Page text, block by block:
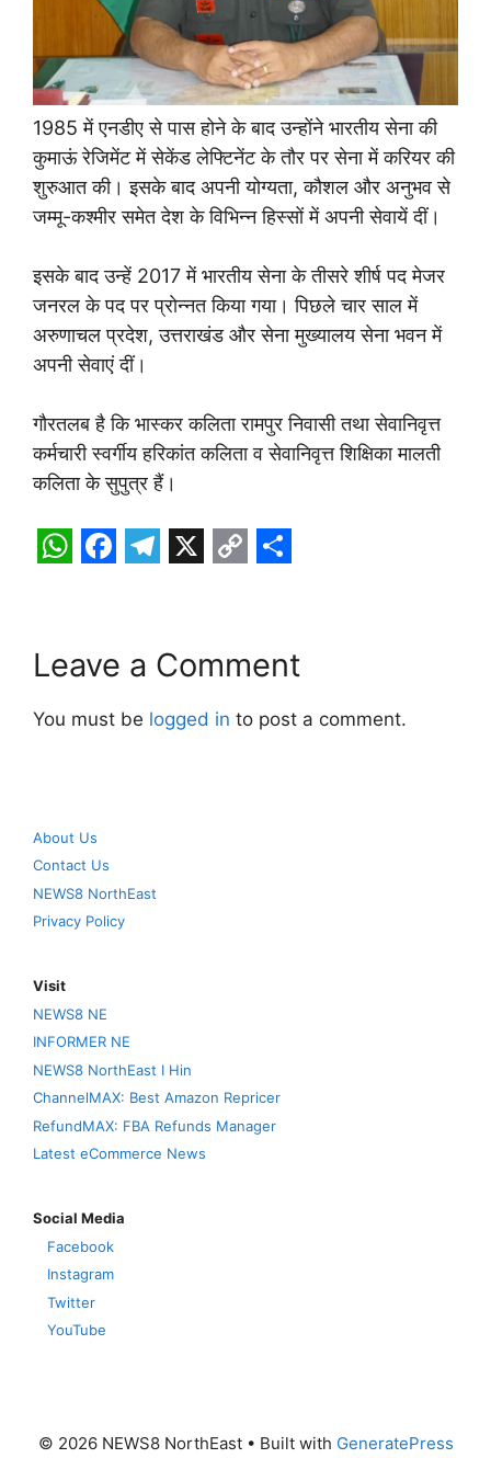
1985 में एनडीए से पास होने के बाद उन्होंने भारतीय सेना की
कुमाऊं रेजिमेंट में सेकेंड लेफ्टिनेंट के तौर पर सेना में करियर की
शुरुआत की। इसके बाद अपनी योग्यता, कौशल और अनुभव से
जम्मू-कश्मीर समेत देश के विभिन्न हिस्सों में अपनी सेवायें दीं।
इसके बाद उन्हें 2017 में भारतीय सेना के तीसरे शीर्ष पद मेजर
जनरल के पद पर प्राेन्नत किया गया। पिछले चार साल में
अरुणाचल प्रदेश, उत्तराखंड और सेना मुख्यालय सेना भवन में
अपनी सेवाएं दीं।
गौरतलब है कि भास्कर कलिता रामपुर निवासी तथा सेवानिवृत्त
कर्मचारी स्वर्गीय हरिकांत कलिता व सेवानिवृत्त शिक्षिका मालती
कलिता के सुपुत्र हैं।
a
t
s
p
c
e
b
k
l
e
g
p
y
L
a
r
e
Leave a Comment
You must be logged in to post a comment.
About Us
Contact Us
NEWS8 NorthEast
Privacy Policy
Visit
NEWS8 NE
INFORMER NE
NEWS8 NorthEast I Hin
ChannelMAX: Best Amazon Repricer
RefundMAX: FBA Refunds Manager
Latest eCommerce News
Social Media
Facebook
Instagram
Twitter
YouTube
© 2026 NEWS8 NorthEast• Built with GeneratePress